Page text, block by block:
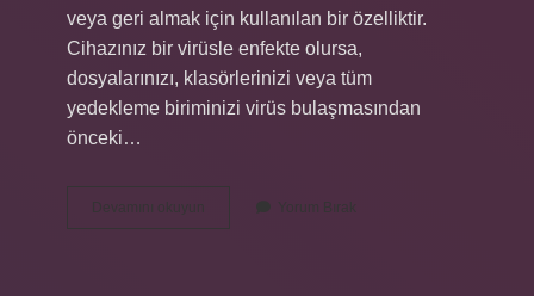
veya geri almak için kullanılan bir özelliktir.
Cihazınız bir virüsle enfekte olursa,
dosyalarınızı, klasörlerinizi veya tüm
yedekleme biriminizi virüs bulaşmasından
önceki…
Devamını okuyun
Yazmak
Yorum Bırak